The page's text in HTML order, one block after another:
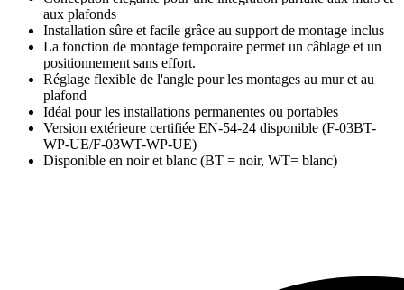
aux plafonds
Installation sûre et facile grâce au support de montage inclus
La fonction de montage temporaire permet un câblage et un
positionnement sans effort.
Réglage flexible de l'angle pour les montages au mur et au
plafond
Idéal pour les installations permanentes ou portables
Version extérieure certifiée EN-54-24 disponible (F-03BT-
WP-UE/F-03WT-WP-UE)
Disponible en noir et blanc (BT = noir, WT= blanc)